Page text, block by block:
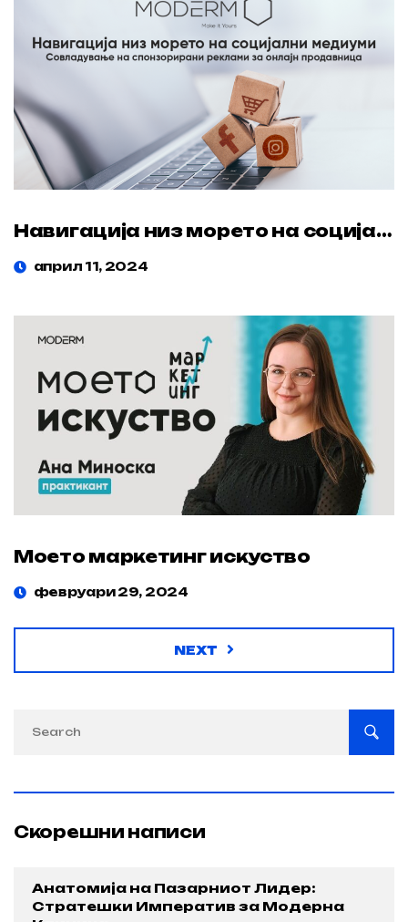
Навигација низ морето на социјални медиуми: Совладување на спонзорирани реклами за онлајн продавница
април 11, 2024
Моето маркетинг искуство
февруари 29, 2024
NEXT
Скорешни написи
Анатомија на Пазарниот Лидер:
Стратешки Императив за Модерна